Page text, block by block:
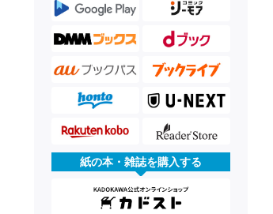
紙の本・雑誌を購入する